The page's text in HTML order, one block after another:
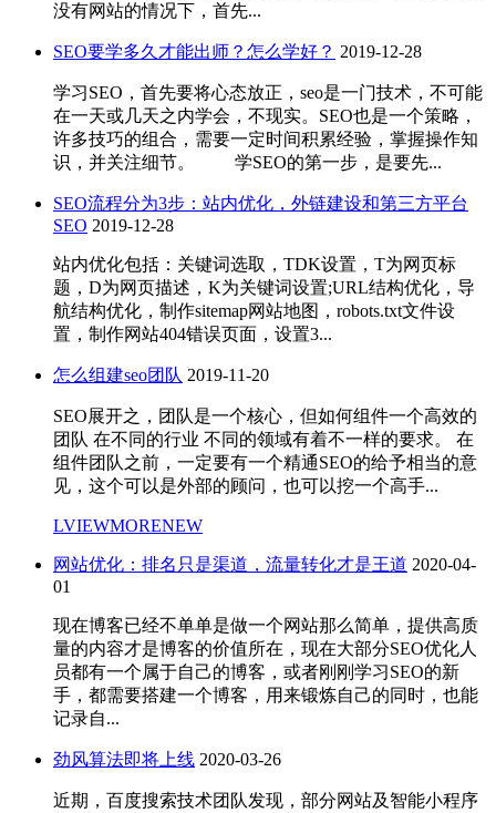
没有网站的情况下，首先...
SEO要学多久才能出师？怎么学好？ 2019-12-28
学习SEO，首先要将心态放正，seo是一门技术，不可能
在一天或几天之内学会，不现实。SEO也是一个策略，
许多技巧的组合，需要一定时间积累经验，掌握操作知
识，并关注细节。 学SEO的第一步，是要先...
SEO流程分为3步：站内优化，外链建设和第三方平台
SEO 2019-12-28
站内优化包括：关键词选取，TDK设置，T为网页标
题，D为网页描述，K为关键词设置;URL结构优化，导
航结构优化，制作sitemap网站地图，robots.txt文件设
置，制作网站404错误页面，设置3...
怎么组建seo团队 2019-11-20
SEO展开之，团队是一个核心，但如何组件一个高效的
团队 在不同的行业 不同的领域有着不一样的要求。 在
组件团队之前，一定要有一个精通SEO的给予相当的意
见，这个可以是外部的顾问，也可以挖一个高手...
LVIEWMORENEW
网站优化：排名只是渠道，流量转化才是王道 2020-04-
01
现在博客已经不单单是做一个网站那么简单，提供高质
量的内容才是博客的价值所在，现在大部分SEO优化人
员都有一个属于自己的博客，或者刚刚学习SEO的新
手，都需要搭建一个博客，用来锻炼自己的同时，也能
记录自...
劲风算法即将上线 2020-03-26
近期，百度搜索技术团队发现，部分网站及智能小程序